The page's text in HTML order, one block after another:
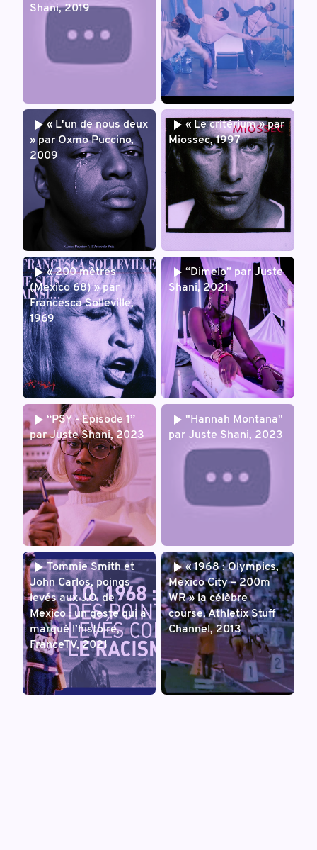
Shani, 2019
« L'un de nous deux
» par Oxmo Puccino,
2009
« Le critérium » par
Miossec, 1997
« 200 mètres
(Mexico 68) » par
Francesca Solleville,
1969
“Dimelo” par Juste
Shani, 2021
“PSY - Episode 1”
par Juste Shani, 2023
"Hannah Montana"
par Juste Shani, 2023
Tommie Smith et
John Carlos, poings
levés aux J.O. de
Mexico : un geste qui a
marqué l’histoire,
FranceTV, 2021
« 1968 : Olympics,
Mexico City – 200m
WR » la célèbre
course, Athletix Stuff
Channel, 2013